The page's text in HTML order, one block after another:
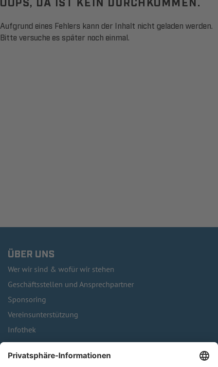
Aufgrund eines Fehlers kann der Inhalt nicht geladen werden.
Bitte versuche es später noch einmal.
ÜBER UNS
Wer wir sind & wofür wir stehen
Geschäftsstellen und Ansprechpartner
Sponsoring
Vereinsunterstützung
Infothek
Kontakt